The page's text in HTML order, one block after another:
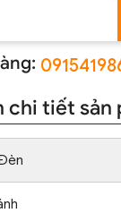
chi tiết sản